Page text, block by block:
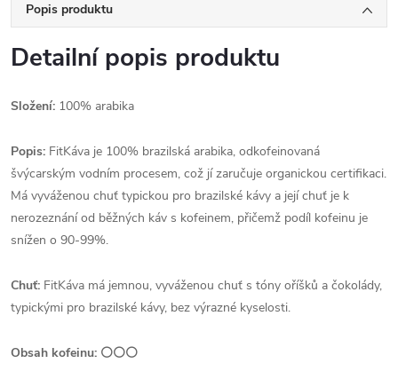
Popis produktu
Detailní popis produktu
Složení: 100% arabika
Popis: FitKáva je 100% brazilská arabika, odkofeinovaná
švýcarským vodním procesem, což jí zaručuje organickou certifikaci.
Má vyváženou chuť typickou pro brazilské kávy a její chuť je k
nerozeznání od běžných káv s kofeinem, přičemž podíl kofeinu je
snížen o 90-99%.
Chuť: FitKáva má jemnou, vyváženou chuť s tóny oříšků a čokolády,
typickými pro brazilské kávy, bez výrazné kyselosti.
Obsah kofeinu: ⚪⚪⚪